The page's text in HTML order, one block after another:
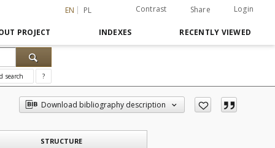
EN PL Contrast Share Login
PROJECT INDEXES RECENTLY VIEWED
search ?
Download bibliography description
STRUCTURE